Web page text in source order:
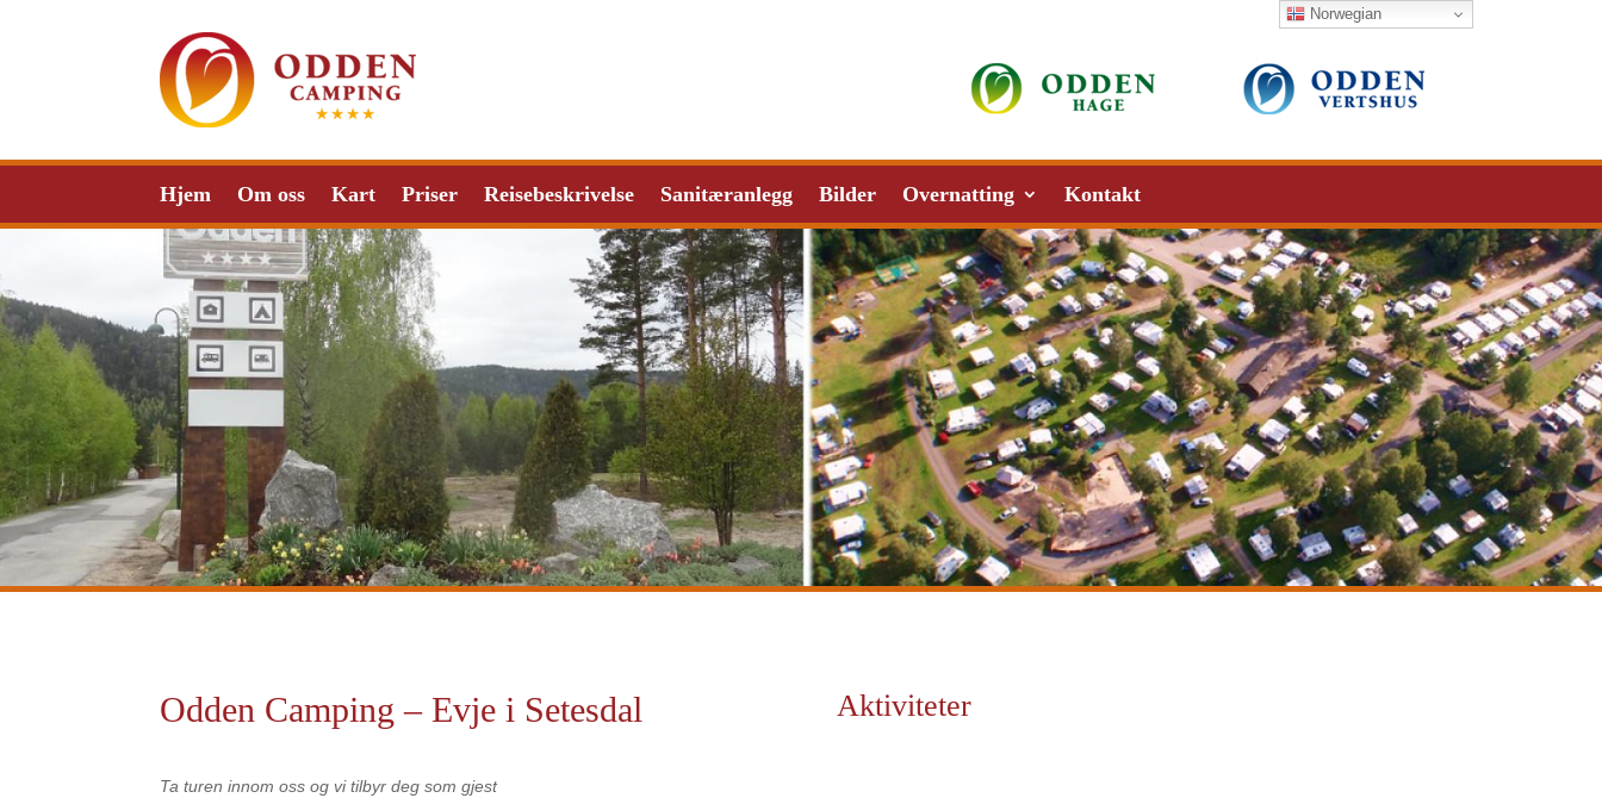
Hjem Om oss Kart Priser Reisebeskrivelse Sanitæranlegg Bilder Overnatting Kontakt
Odden Camping – Evje i Setesdal
Ta turen innom oss og vi tilbyr deg som gjest
Aktiviteter
Norwegian